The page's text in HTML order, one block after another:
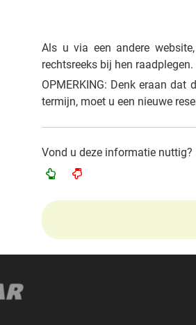
Als u via een andere
rechtsreeks bij hen raadplegen.
OPMERKING: Denk eraan
termijn, moet u een nieuwe
Vond u deze informatie nuttig?